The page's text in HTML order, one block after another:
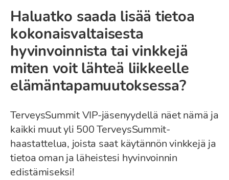
Haluatko saada lisää tietoa
kokonaisvaltaisesta
hyvinvoinnista tai vinkkejä
miten voit lähteä liikkeelle
elämäntapamuutoksessa?
TerveysSummit VIP-jäsenyydellä näet nämä ja
kaikki muut yli 500 TerveysSummit-
haastattelua, joista saat käytännön vinkkejä ja
tietoa oman ja läheistesi hyvinvoinnin
edistämiseksi!